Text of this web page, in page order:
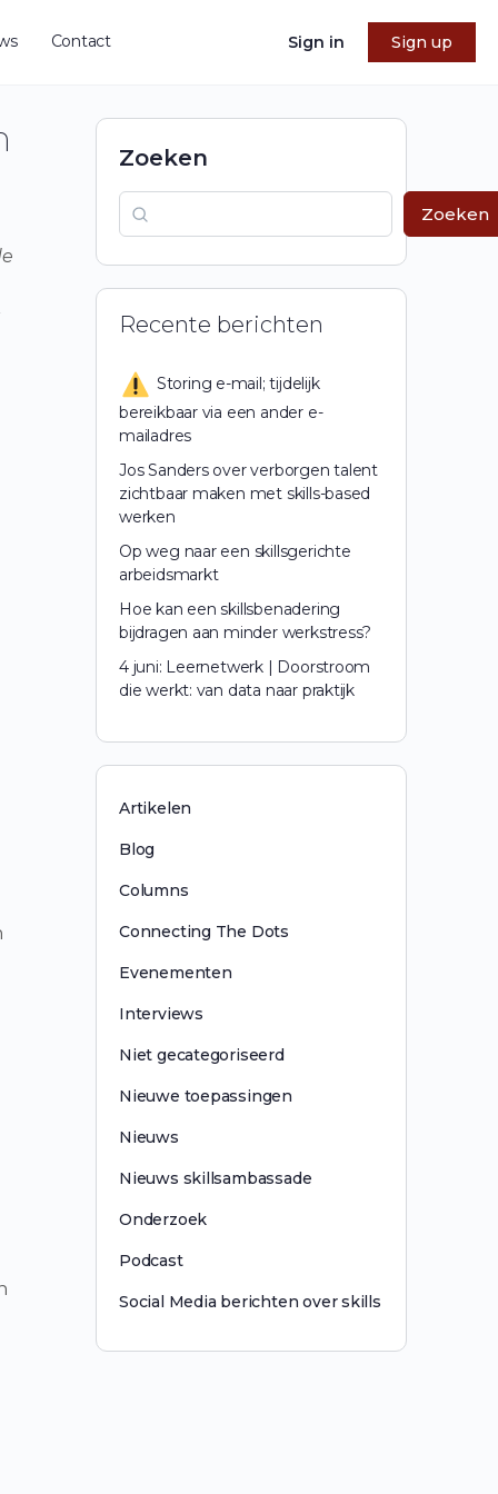
Contact Sign in Sign up
Zoeken
Zoeken
Recente berichten
Storing e-mail; tijdelijk
bereikbaar via een ander e-
mailadres
Jos Sanders over verborgen talent
zichtbaar maken met skills-based
werken
Op weg naar een skillsgerichte
arbeidsmarkt
Hoe kan een skillsbenadering
bijdragen aan minder werkstress?
4 juni: Leernetwerk | Doorstroom
die werkt: van data naar praktijk
Artikelen
Blog
Columns
Connecting The Dots
Evenementen
Interviews
Niet gecategoriseerd
Nieuwe toepassingen
Nieuws
Nieuws skillsambassade
Onderzoek
Podcast
Social Media berichten over skills